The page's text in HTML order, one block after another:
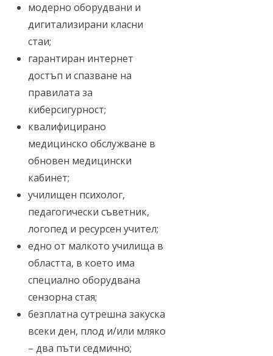
модерно оборудвани и
дигитализирани класни
стаи;
гарантиран интернет
достъп и спазване на
правилата за
киберсигурност;
квалифицирано
медицинско обслужване в
обновен медицински
кабинет;
училищен психолог,
педагогически съветник,
логопед и ресурсен учител;
едно от малкото училища в
областта, в което има
специално оборудвана
сензорна стая;
безплатна сутрешна закуска
всеки ден, плод и/или мляко
– два пъти седмично;